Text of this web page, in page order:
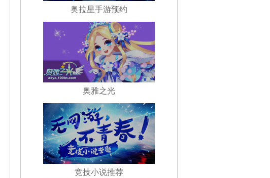
奥拉星手游预约
奥雅之光
竞技小说推荐